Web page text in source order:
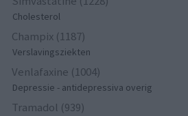
Cholesterol
Champix (1187)
Verslavingsziekten
Venlafaxine (1004)
Depressie - antidepressiva overig
Tramadol (939)